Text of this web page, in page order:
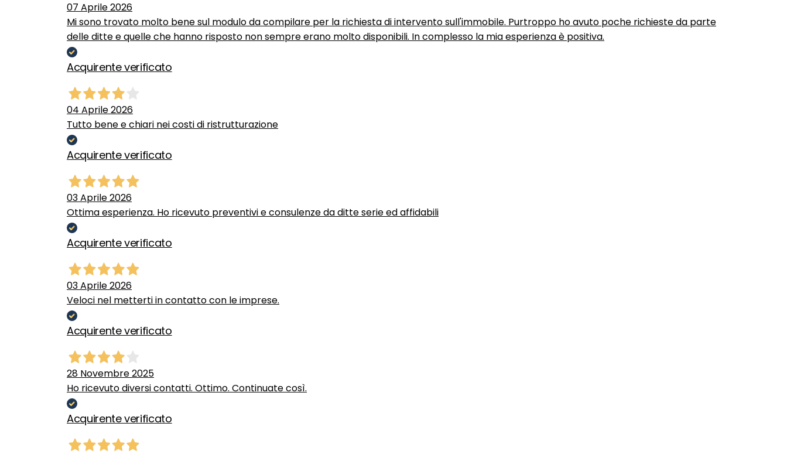
07 Aprile 2026
Mi sono trovato molto bene sul modulo da compilare per la richiesta di intervento sull'immobile. Purtroppo ho avuto poche richieste da parte
delle ditte e quelle che hanno risposto non sempre erano molto disponibili. In complesso la mia esperienza è positiva.
Acquirente verificato
04 Aprile 2026
Tutto bene e chiari nei costi di ristrutturazione
Acquirente verificato
03 Aprile 2026
Ottima esperienza. Ho ricevuto preventivi e consulenze da ditte serie ed affidabili
Acquirente verificato
03 Aprile 2026
Veloci nel metterti in contatto con le imprese.
Acquirente verificato
28 Novembre 2025
Ho ricevuto diversi contatti. Ottimo. Continuate così.
Acquirente verificato